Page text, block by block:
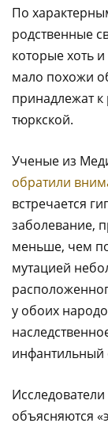
По
родственные
которые хоть
мало похожи
принадлежат
тюркской.
Ученые из
обратили
встречается
заболевание,
меньше, чем
мутацией
у обоих
инфантильный
Исследователи
объясняются